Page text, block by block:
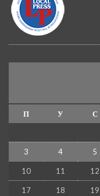
П У С
3 4 5
10 11 12
17 18 19